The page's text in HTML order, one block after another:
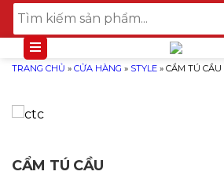
TRANG CHỦ » CỬA HÀNG » STYLE » CẨM TÚ CẦU
CẨM TÚ CẦU